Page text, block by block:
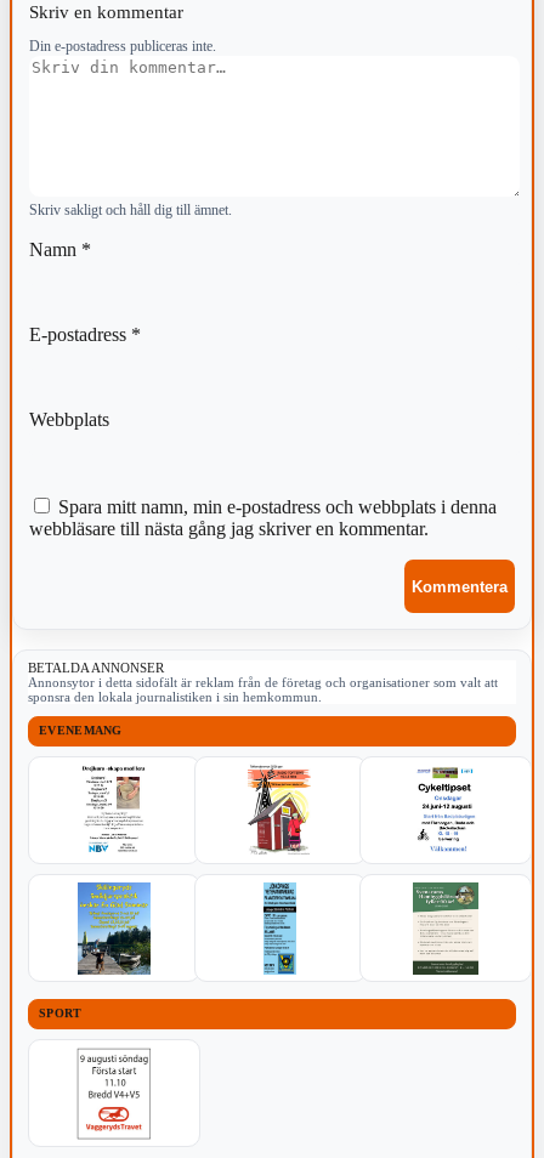
Skriv en kommentar
Din e-postadress publiceras inte.
Kommentar
Skriv sakligt och håll dig till ämnet.
Namn *
E-postadress *
Webbplats
Spara mitt namn, min e-postadress och webbplats i denna
webbläsare till nästa gång jag skriver en kommentar.
BETALDA ANNONSER
Annonsytor i detta sidofält är reklam från de företag och organisationer som valt att
sponsra den lokala journalistiken i sin hemkommun.
EVENEMANG
SPORT